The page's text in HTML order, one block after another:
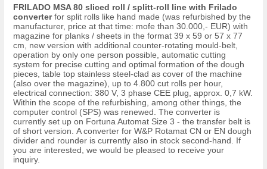
FRILADO MSA 80 sliced roll / splitt-roll line with Frilado
converterfor split rolls like hand made (was refurbished by the
manufacturer, price at that time: mofe than 30.000,- EUR) with
magazine for planks / sheets in the format 39 x 59 or 57 x 77
cm, new version with additional counter-rotating mould-belt,
operation by only one person possible, automatic cutting
system for precise cutting and optimal formation of the dough
pieces, table top stainless steel-clad as cover of the machine
(also over the magazine), up to 4.800 cut rolls per hour,
electrical connection: 380 V, 3 phase CEE plug, approx. 0,7 kW.
Within the scope of the refurbishing, among other things, the
computer control (SPS) was renewed. The converter is
currently set up on Fortuna Automat Size 3 - the transfer belt is
of short version. A converter for W&P Rotamat CN or EN dough
divider and rounder is currently also in stock second-hand. If
you are interested, we would be pleased to receive your
inquiry.